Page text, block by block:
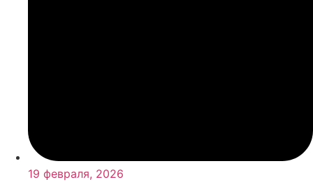
19 февраля, 2026